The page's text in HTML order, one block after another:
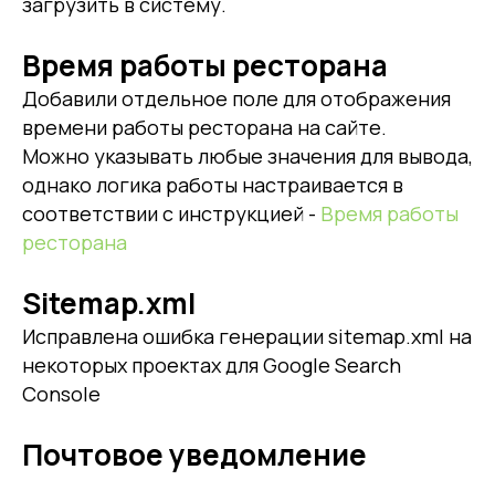
Время работы ресторана
Добавили отдельное поле для отображения
времени работы ресторана на сайте.
Можно указывать любые значения для вывода,
однако логика работы настраивается в
соответствии с инструкцией - Время работы
ресторана
Sitemap.xml
Исправлена ошибка генерации sitemap.xml на
некоторых проектах для Google Search
Console
Почтовое уведомление